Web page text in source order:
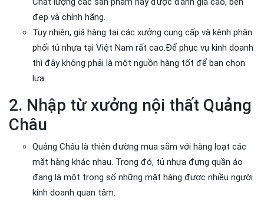
đẹp và chính hãng.
Tuy nhiên, giá hàng tại các xưởng cung cấp và kênh phân
phối tủ nhựa tại Việt Nam rất cao.Để phục vụ kinh doanh
thì đây không phải là một nguồn hàng tốt để bạn chọn
lựa.
2. Nhập từ xưởng nội thất Quảng
Châu
Quảng Châu là thiên đường mua sắm với hàng loạt các
mặt hàng khác nhau. Trong đó, tủ nhựa đựng quần áo
đang là một trong số những mặt hàng được nhiều người
kinh doanh quan tâm.